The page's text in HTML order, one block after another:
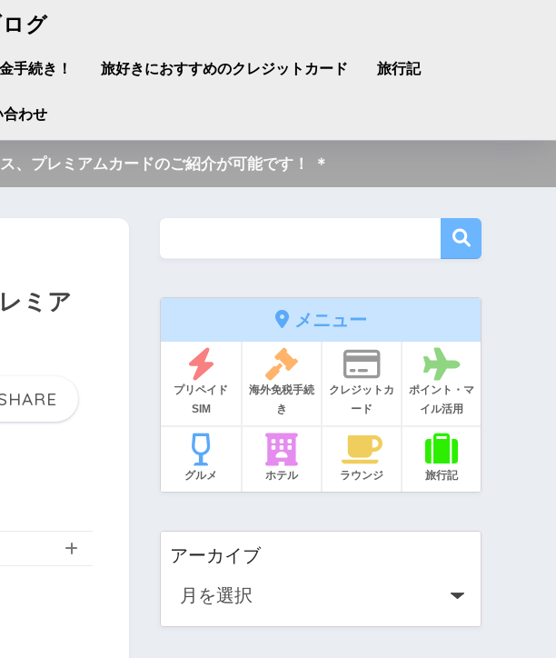
グ
手続き！ 旅好きにおすすめのクレジットカード 旅行記
合わせ
、プレミアムカードのご紹介が可能です！ ＊
ミア
メニュー
プリペイド
SIM
海外免税手続
き
クレジットカ
ード
ポイント・マ
イル活用
グルメ ホテル ラウンジ 旅行記
アーカイブ